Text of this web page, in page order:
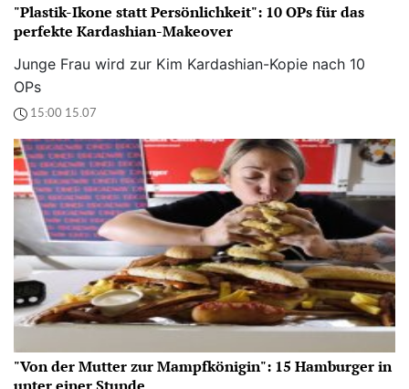
"Plastik-Ikone statt Persönlichkeit": 10 OPs für das
perfekte Kardashian-Makeover
Junge Frau wird zur Kim Kardashian-Kopie nach 10
OPs
15:00 15.07
"Von der Mutter zur Mampfkönigin": 15 Hamburger in